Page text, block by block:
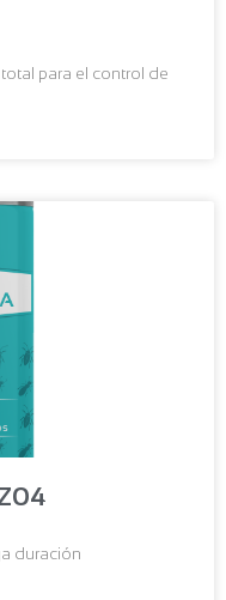
para el control de
duración